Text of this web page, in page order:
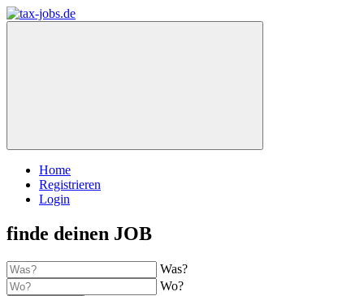
Home
Registrieren
Login
finde deinen JOB
Was?
Wo?